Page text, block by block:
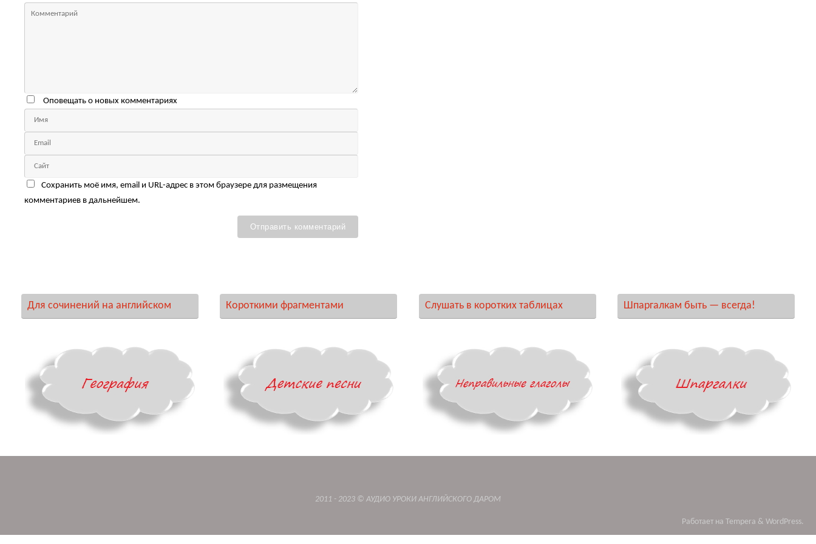
Оповещать о новых комментариях
Сохранить моё имя, email и URL-адрес в этом браузере для размещения
комментариев в дальнейшем.
Для сочинений на английском Короткими фрагментами Слушать в коротких таблицах Шпаргалкам быть — всегда!
2011 - 2023 © АУДИО УРОКИ АНГЛИЙСКОГО ДАРОМ
Работает на Tempera & WordPress.